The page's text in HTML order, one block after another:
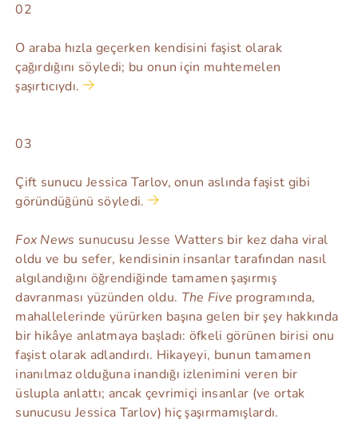
02
O araba hızla geçerken kendisini faşist olarak
çağırdığını söyledi; bu onun için muhtemelen
şaşırtıcıydı.
03
Çift sunucu Jessica Tarlov, onun aslında faşist gibi
göründüğünü söyledi.
Fox News sunucusu Jesse Watters bir kez daha viral
oldu ve bu sefer, kendisinin insanlar tarafından nasıl
algılandığını öğrendiğinde tamamen şaşırmış
davranması yüzünden oldu. The Five programında,
mahallelerinde yürürken başına gelen bir şey hakkında
bir hikâye anlatmaya başladı: öfkeli görünen birisi onu
faşist olarak adlandırdı. Hikayeyi, bunun tamamen
inanılmaz olduğuna inandığı izlenimini veren bir
üslupla anlattı; ancak çevrimiçi insanlar (ve ortak
sunucusu Jessica Tarlov) hiç şaşırmamışlardı.